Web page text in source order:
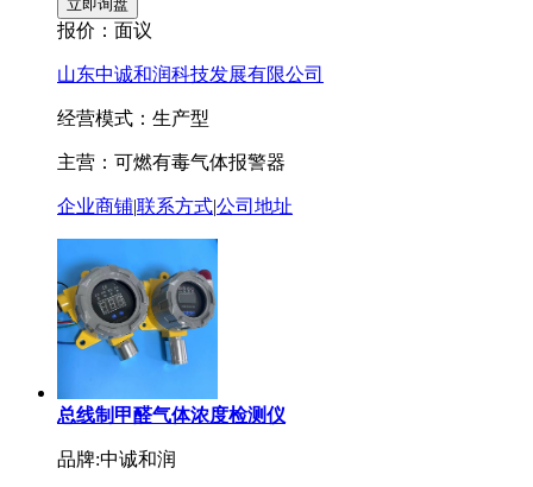
报价： 面议
山东中诚和润科技发展有限公司
经营模式：生产型
主营：可燃有毒气体报警器
企业商铺|联系方式|公司地址
总线制甲醛气体浓度检测仪
品牌:中诚和润